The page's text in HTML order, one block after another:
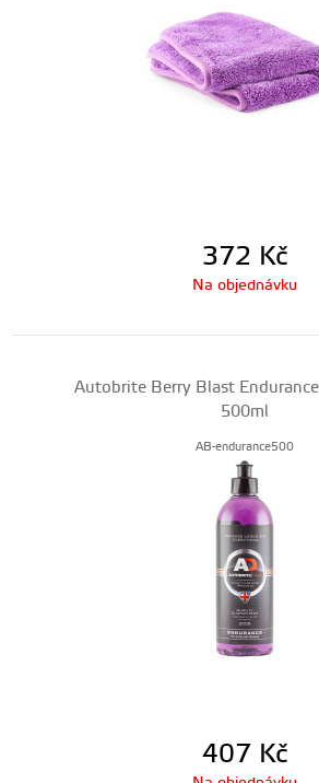
372 Kč
Na objednávku
Autobrite Berry Blast
500ml
AB-endurance500
407 Kč